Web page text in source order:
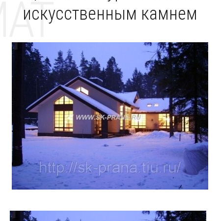
искусственным камнем